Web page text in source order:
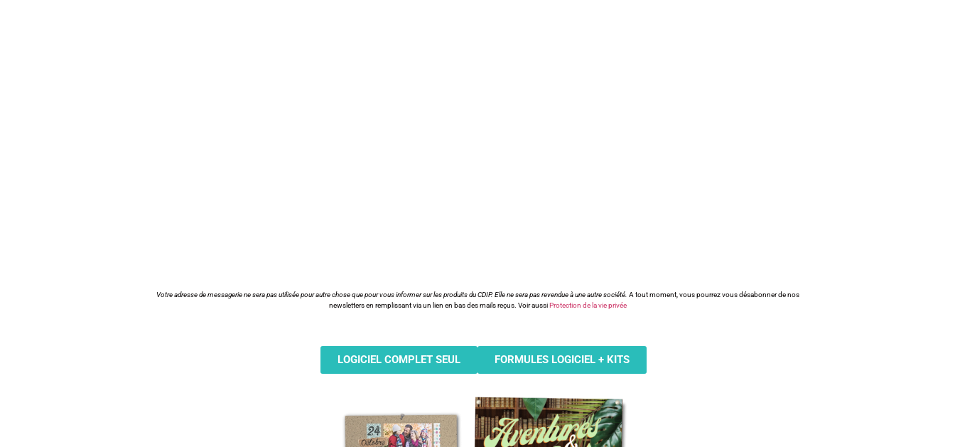
Votre adresse de messagerie ne sera pas utilisée pour autre chose que pour vous informer sur les produits du CDIP. Elle ne sera pas revendue à une autre société. A tout moment, vous pourrez vous désabonner de nos
newsletters en remplissant via un lien en bas des mails reçus. Voir aussiProtection de la vie privée
LOGICIEL COMPLET SEUL FORMULES LOGICIEL + KITS